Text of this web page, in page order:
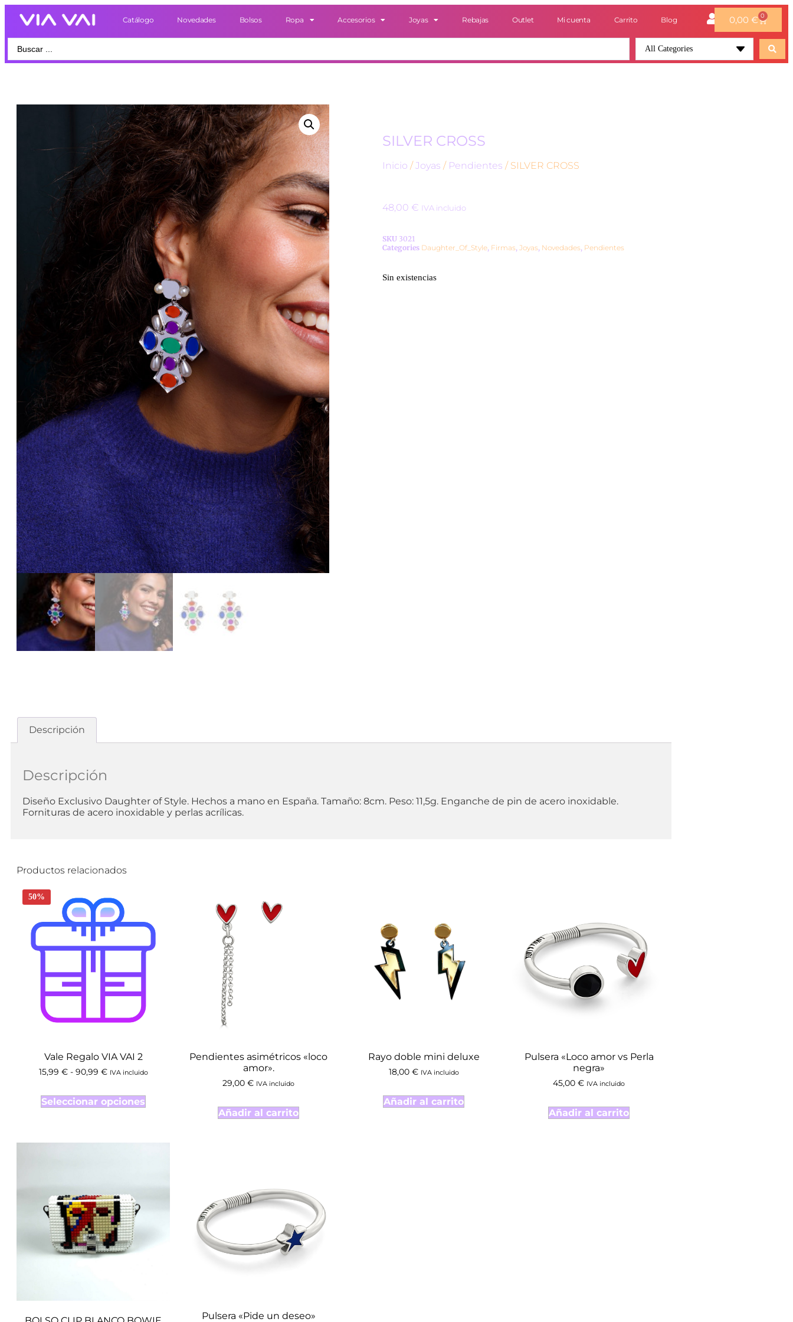
Catálogo Novedades Bolsos Ropa Accesorios Joyas Rebajas Outlet Mi cuenta Carrito Blog 0,00 € 0
All Categories
SILVER CROSS
Inicio /Joyas / Pendientes / SILVER CROSS
48,00 € IVA incluido
SKU 3021
Categories Daughter_Of_Style, Firmas, Joyas, Novedades, Pendientes
Sin existencias
Descripción
Descripción
Diseño Exclusivo Daughter of Style. Hechos a mano en España. Tamaño: 8cm. Peso: 11,5g. Enganche de pin de acero inoxidable.
Fornituras de acero inoxidable y perlas acrílicas.
Productos relacionados
50%
Vale Regalo VIA VAI 2
15,99 € - 90,99 € IVA incluido
Seleccionar opciones
Pendientes asimétricos «loco
amor».
29,00 € IVA incluido
Añadir al carrito
Rayo doble mini deluxe
18,00 € IVA incluido
Añadir al carrito
Pulsera «Loco amor vs Perla
negra»
45,00 € IVA incluido
Añadir al carrito
Pulsera «Pide un deseo»